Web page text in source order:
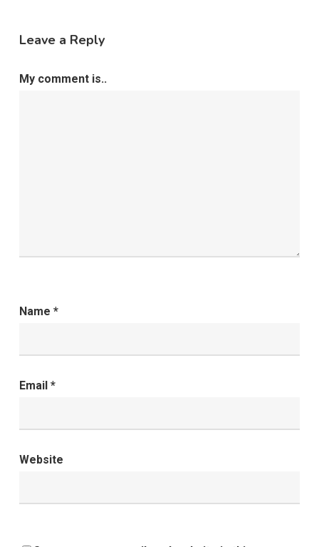
Leave a Reply
My comment is..
Name *
Email *
Website